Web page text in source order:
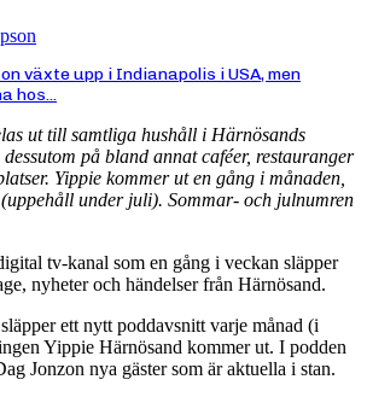
växte upp i Indianapolis i USA, men
hos...
ut till samtliga hushåll i Härnösands
på bland annat caféer, restauranger
Yippie kommer ut en gång i månaden,
under juli). Sommar- och julnumren
tv-kanal som en gång i veckan släpper
nyheter och händelser från Härnösand.
släpper ett nytt poddavsnitt varje månad (i
Yippie Härnösand kommer ut. I podden
Jonzon nya gäster som är aktuella i stan.